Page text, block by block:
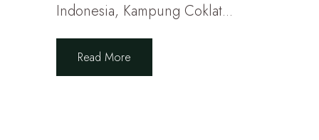
Indonesia, Kampung Coklat...
Read More